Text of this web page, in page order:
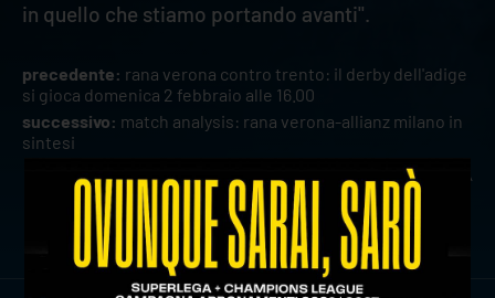
in quello che stiamo portando avanti".
precedente: rana verona contro trento: il derby dell'adige
si gioca domenica 2 febbraio alle 16.00
successivo: match analysis: rana verona-allianz milano in
sintesi
news prima squadra